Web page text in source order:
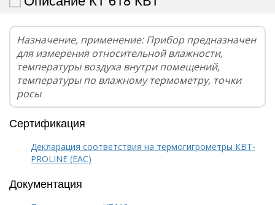
Назначение, применение: Прибор предназначен
для измерения относительной влажности,
температуры воздуха внутри помещений,
температуры по влажному термометру, точки
росы
Сертификация
Декларация соответствия на термогигрометры КВТ-
PROLINE (EAC)
Документация